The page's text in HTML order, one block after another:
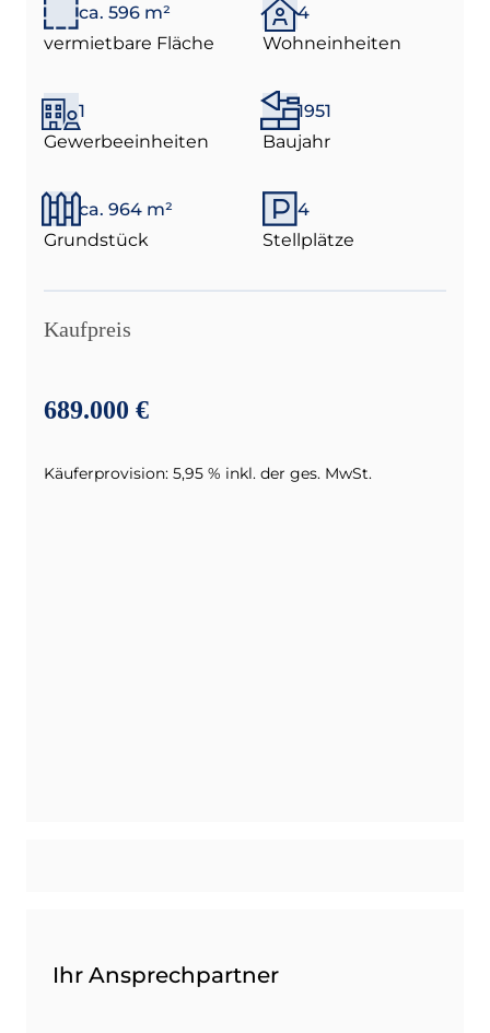
ca. 596 m²
vermietbare Fläche
4
Wohneinheiten
1
Gewerbeeinheiten
1951
Baujahr
ca. 964 m²
Grundstück
4
Stellplätze
Kaufpreis
689.000 €
Käuferprovision: 5,95 % inkl. der ges. MwSt.
Ihr Ansprechpartner